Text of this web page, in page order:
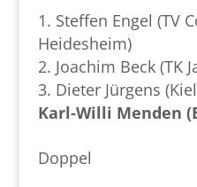
Steffen Engel (TV
Heidesheim)
Joachim Beck (TK
Dieter Jürgens
Karl-Willi Menden
Doppel